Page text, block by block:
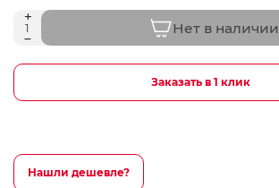
Нет в наличии
Заказать в 1 клик
Нашли дешевле?